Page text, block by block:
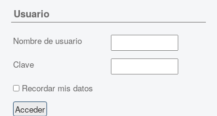
Usuario
Nombre de usuario
Clave
Recordar mis datos